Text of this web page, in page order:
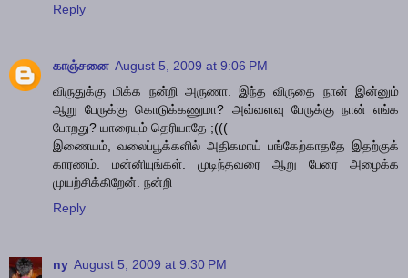
Reply
காஞ்சனை August 5, 2009 at 9:06 PM
விருதுக்கு மிக்க நன்றி அருணா. இந்த விருதை நான் இன்னும்
ஆறு பேருக்கு கொடுக்கணுமா? அவ்வளவு பேருக்கு நான் எங்க
போறது? யாரையும் தெரியாதே ;(((
இணையம், வலைப்பூக்களில் அதிகமாய் பங்கேற்காததே இதற்குக்
காரணம். மன்னியுங்கள். முடிந்தவரை ஆறு பேரை அழைக்க
முயற்சிக்கிறேன். நன்றி
Reply
ny August 5, 2009 at 9:30 PM